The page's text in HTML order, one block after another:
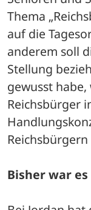
Thema
auf die
anderem soll
Stellung
gewusst
Reichsbürger
Bisher war